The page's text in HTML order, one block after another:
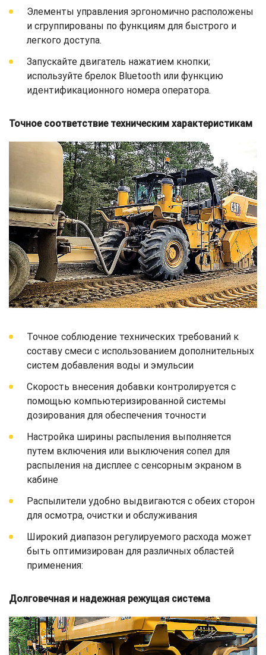
Элементы управления эргономично расположены
и сгруппированы по функциям для быстрого и
легкого доступа.
Запускайте двигатель нажатием кнопки;
используйте брелок Bluetooth или функцию
идентификационного номера оператора.
Точное соответствие техническим характеристикам
Точное соблюдение технических требований к
составу смеси с использованием дополнительных
систем добавления воды и эмульсии
Скорость внесения добавки контролируется с
помощью компьютеризированной системы
дозирования для обеспечения точности
Настройка ширины распыления выполняется
путем включения или выключения сопел для
распыления на дисплее с сенсорным экраном в
кабине
Распылители удобно выдвигаются с обеих сторон
для осмотра, очистки и обслуживания
Широкий диапазон регулируемого расхода может
быть оптимизирован для различных областей
применения:
Долговечная и надежная режущая система